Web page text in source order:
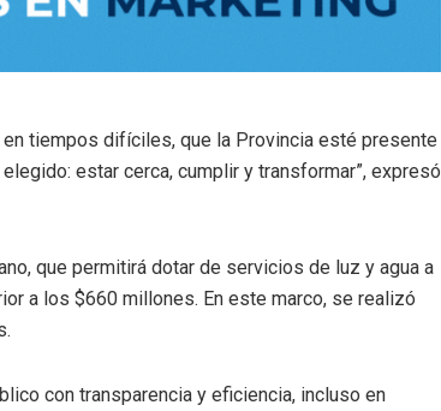
tiempos difíciles, que la Provincia esté presente
estar cerca, cumplir y transformar”, expresó
que permitirá dotar de servicios de luz y agua a
a los $660 millones. En este marco, se realizó
con transparencia y eficiencia, incluso en